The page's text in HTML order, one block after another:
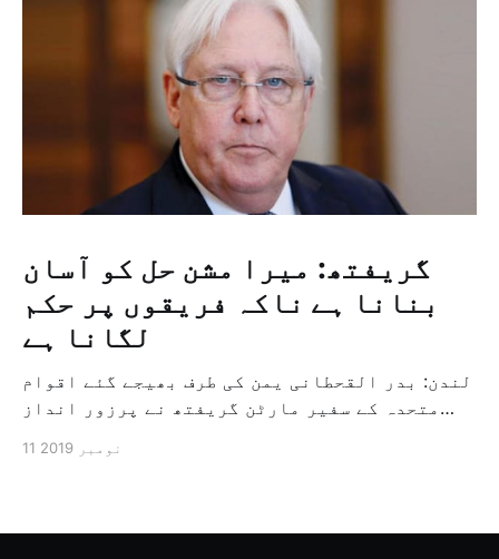
گریفتھ: میرا مشن حل کو آسان
بنانا ہے ناکہ فریقوں پر حکم
لگانا ہے
لندن: بدر القحطانی یمن کی طرف بھیجے گئے اقوام
متحدہ کے سفیر مارٹن گریفتھ نے پرزور انداز
ثالثی اور اس کشمکش کی حدبندی کرنے کے لئے ایک
11 نومبر 2019